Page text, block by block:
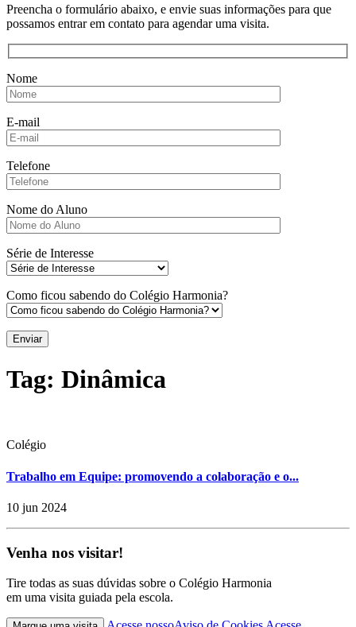
Preencha o formulário abaixo, e envie suas informações para que
possamos entrar em contato para agendar uma visita.
Nome
E-mail
Telefone
Nome do Aluno
Série de Interesse
Como ficou sabendo do Colégio Harmonia?
Tag: Dinâmica
Colégio
Trabalho em Equipe: promovendo a colaboração e o...
10 jun 2024
Venha nos visitar!
Tire todas as suas dúvidas sobre o Colégio Harmonia
em uma visita guiada pela escola.